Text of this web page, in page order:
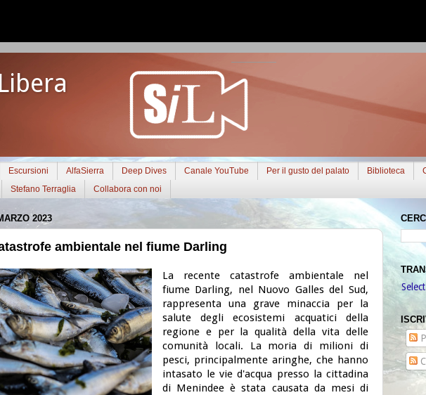
Escursioni AlfaSierra Deep Dives Canale YouTube Per il gusto del palato Biblioteca
Stefano Terraglia Collabora con noi
2023
ambientale nel fiume Darling
La recente catastrofe ambientale nel
fiume Darling, nel Nuovo Galles del Sud,
rappresenta una grave minaccia per la
salute degli ecosistemi acquatici della
regione e per la qualità della vita delle
comunità locali. La moria di milioni di
pesci, principalmente aringhe, che hanno
intasato le vie d'acqua presso la cittadina
di Menindee è stata causata da mesi di